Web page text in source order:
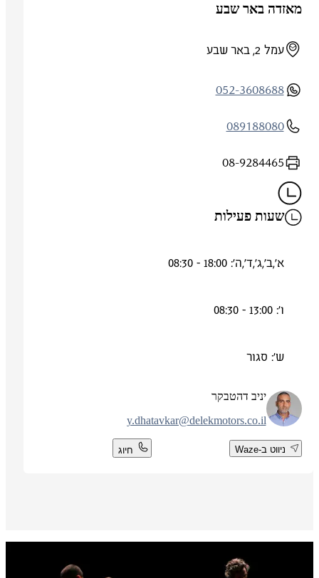
מאזדה באר שבע
עמל 2, באר שבע
052-3608688
089188080
08-9284465
שעות פעילות
א',ב',ג',ד',ה': 18:00 - 08:30
ש': סגור
יניב דהטבקר
y.dhatavkar@delekmotors.co.il
ניווט ב-Waze חיוג